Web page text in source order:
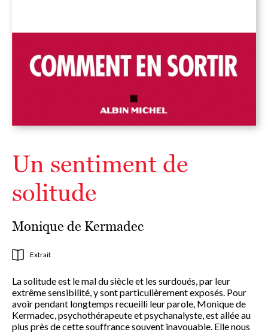
Un sentiment de
solitude
Monique de Kermadec
Extrait
La solitude est le mal du siècle et les surdoués, par leur
extrême sensibilité, y sont particulièrement exposés. Pour
avoir pendant longtemps recueilli leur parole, Monique de
Kermadec, psychothérapeute et psychanalyste, est allée au
plus près de cette souffrance souvent inavouable. Elle nous